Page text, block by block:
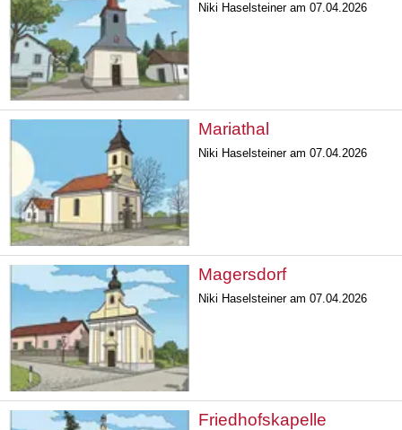
Niki Haselsteiner am 07.04.2026
Mariathal
Niki Haselsteiner am 07.04.2026
Magersdorf
Niki Haselsteiner am 07.04.2026
Friedhofskapelle